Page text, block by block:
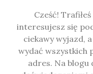
Cześć!
interesujesz się
ciekawy wyjazd,
wydać wszystkich
adres. Na blogu